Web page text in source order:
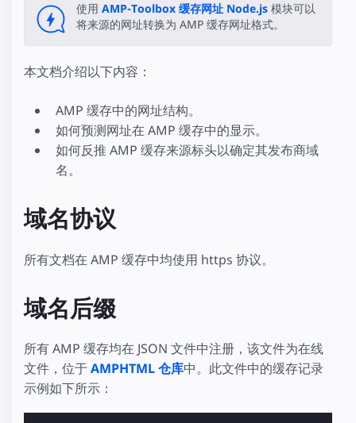
使用 AMP-Toolbox 缓存网址 Node.js 模块可以
将来源的网址转换为 AMP 缓存网址格式。
本文档介绍以下内容：
AMP 缓存中的网址结构。
如何预测网址在 AMP 缓存中的显示。
如何反推 AMP 缓存来源标头以确定其发布商域
名。
域名协议
所有文档在 AMP 缓存中均使用 https 协议。
域名后缀
所有 AMP 缓存均在 JSON 文件中注册，该文件为在线
文件，位于AMPHTML 仓库中。此文件中的缓存记录
示例如下所示：